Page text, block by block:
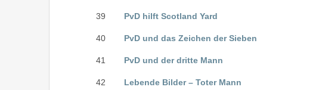
39 PvD hilft Scotland Yard
40 PvD und das Zeichen der Sieben
41 PvD und der dritte Mann
42 Lebende Bilder – Toter Mann